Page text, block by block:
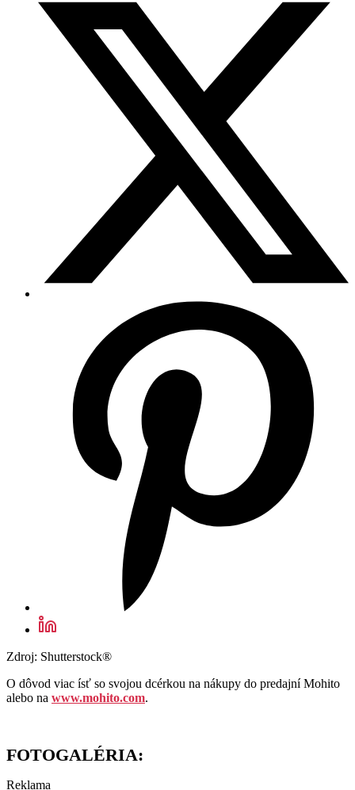
Zdroj: Shutterstock®
O dôvod viac ísť so svojou dcérkou na nákupy do predajní Mohito
alebo na www.mohito.com.
FOTOGALÉRIA:
Reklama